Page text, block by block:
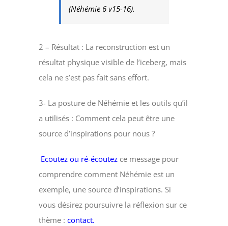
(Néhémie 6 v15-16).
2 – Résultat : La reconstruction est un
résultat physique visible de l’iceberg, mais
cela ne s’est pas fait sans effort.
3- La posture de Néhémie et les outils qu’il
a utilisés : Comment cela peut être une
source d’inspirations pour nous ?
Ecoutez ou ré-écoutez ce message pour
comprendre comment Néhémie est un
exemple, une source d’inspirations. Si
vous désirez poursuivre la réflexion sur ce
thème :contact.